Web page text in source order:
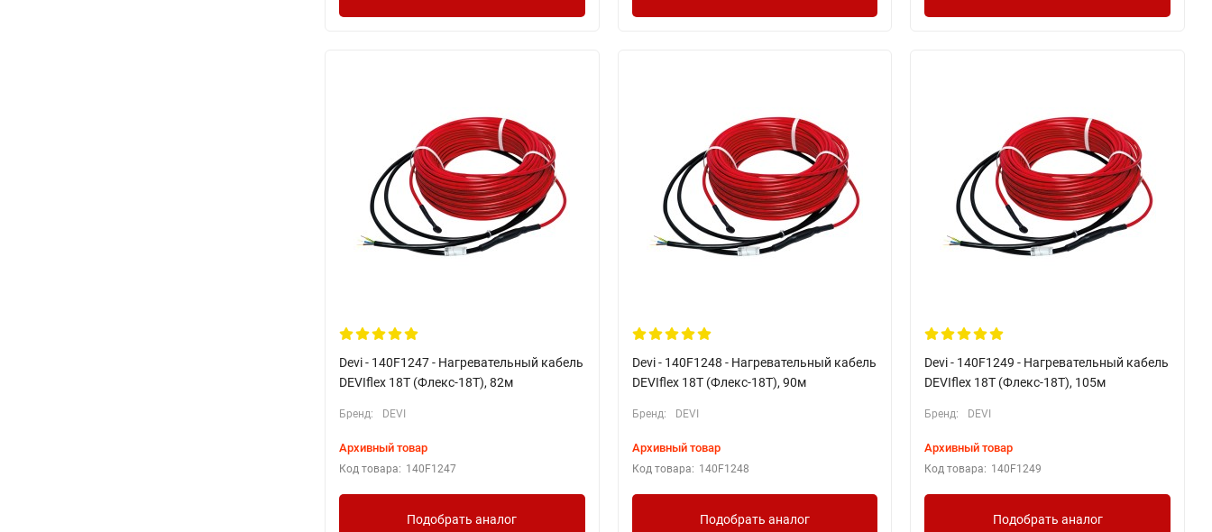
Devi - 140F1247 - Нагревательный кабель
DEVIflex 18T (Флекс-18Т), 82м
Бренд: DEVI
Архивный товар
Код товара: 140F1247
Подобрать аналог
Devi - 140F1248 - Нагревательный кабель
DEVIflex 18T (Флекс-18Т), 90м
Бренд: DEVI
Архивный товар
Код товара: 140F1248
Подобрать аналог
Devi - 140F1249 - Нагревательный кабель
DEVIflex 18T (Флекс-18Т), 105м
Бренд: DEVI
Архивный товар
Код товара: 140F1249
Подобрать аналог